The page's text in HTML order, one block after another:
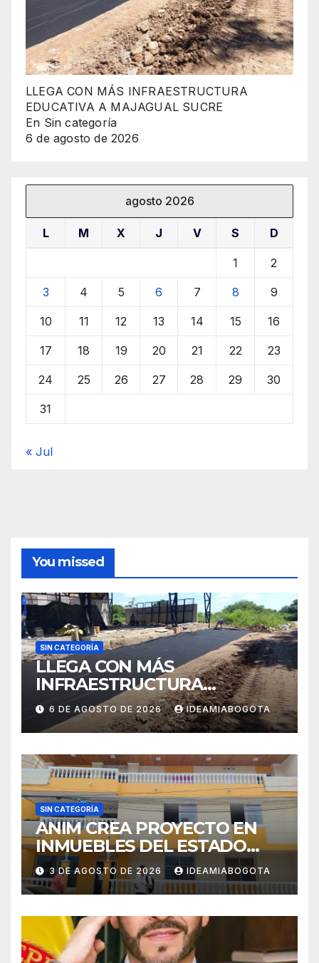
LLEGA CON MÁS INFRAESTRUCTURA
EDUCATIVA A MAJAGUAL SUCRE
En Sin categoría
6 de agosto de 2026
agosto 2026
L M X J V S D
1 2
3 4 5 6 7 8 9
10 11 12 13 14 15 16
17 18 19 20 21 22 23
24 25 26 27 28 29 30
31
« Jul
You missed
SIN CATEGORÍA
LLEGA CON MÁS
INFRAESTRUCTURA
EDUCATIVA A MAJAGUAL
SUCRE
6 DE AGOSTO DE 2026 IDEAMIABOGOTA
SIN CATEGORÍA
ANIM CREA PROYECTO EN
INMUEBLES DEL ESTADO
PARA VIVIENDA A MADRES
CABEZA DE FAMILIA
3 DE AGOSTO DE 2026 IDEAMIABOGOTA